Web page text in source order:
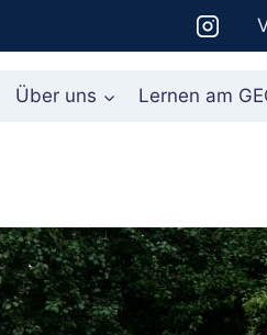
Über uns Lernen am